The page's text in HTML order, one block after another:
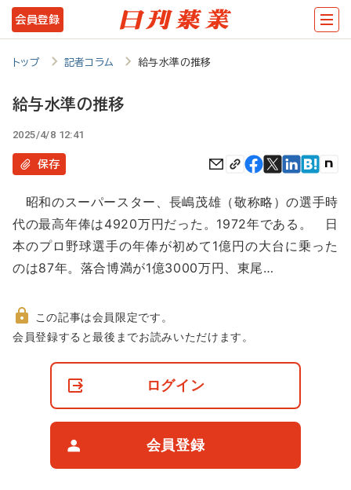
メ
イ
ン
テ
動
会員登録
トップ 記者コラム 給与水準の推移
給与水準の推移
2025/4/8 12:41
保存
昭和のスーパースター、長嶋茂雄（敬称略）の選手時
代の最高年俸は4920万円だった。1972年である。 日
本のプロ野球選手の年俸が初めて1億円の大台に乗った
のは87年。落合博満が1億3000万円、東尾…
非
この記事は会員限定です。
会員登録すると最後までお読みいただけます。
ログイン
会員登録